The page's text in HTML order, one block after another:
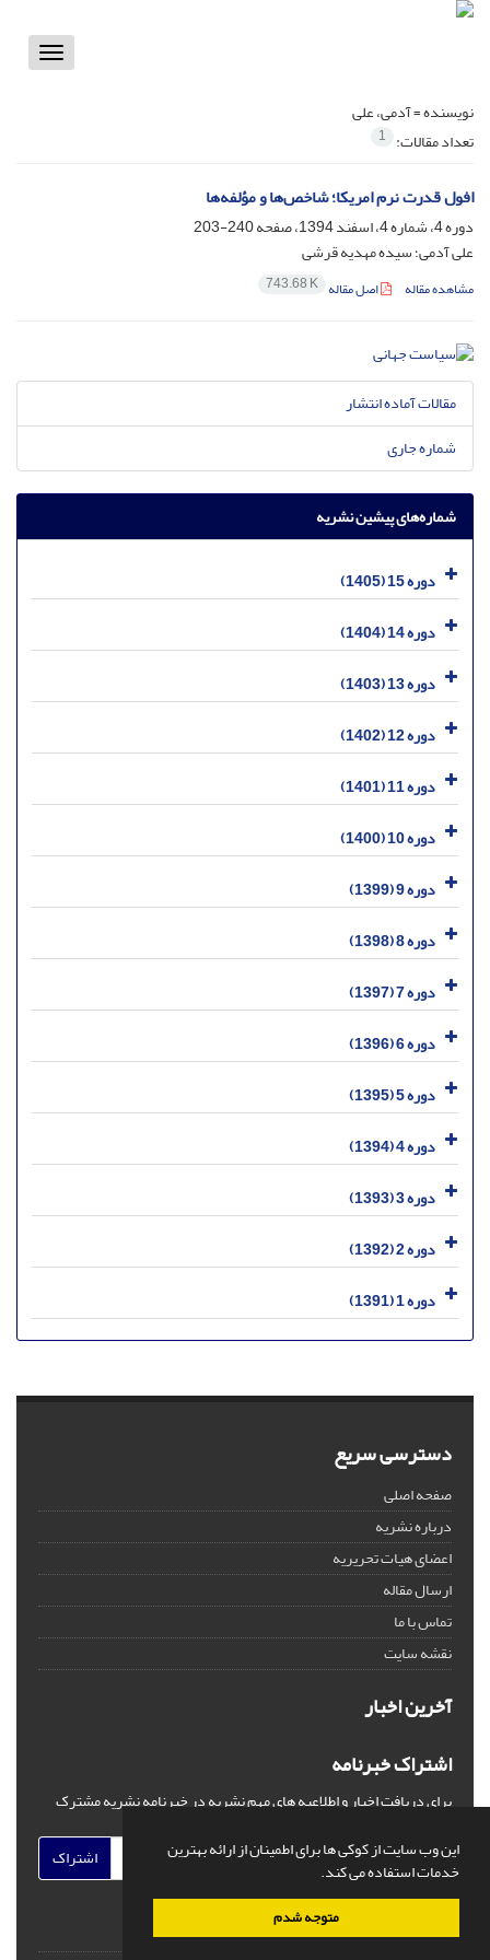
این وب سایت از کوکی ها برای اطمینان از ارائه بهترین
خدمات استفاده می کند.
متوجه شدم
Toggle
نویسنده =آدمی، علی
تعداد مقالات: 1
افول قدرت نرم امریکا؛ شاخص‌ها و مؤلفه‌ها
دوره 4، شماره 4، اسفند 1394، صفحه
240-203
علی آدمی؛ سیده مهدیه قرشی
مشاهده مقاله اصل مقاله 743.68 K
مقالات آماده انتشار
شماره جاری
شماره‌های پیشین نشریه
دوره 15 (1405)
دوره 14 (1404)
دوره 13 (1403)
دوره 12 (1402)
دوره 11 (1401)
دوره 10 (1400)
دوره 9 (1399)
دوره 8 (1398)
دوره 7 (1397)
دوره 6 (1396)
دوره 5 (1395)
دوره 4 (1394)
دوره 3 (1393)
دوره 2 (1392)
دوره 1 (1391)
دسترسی سریع
صفحه اصلی
درباره نشریه
اعضای هیات تحریریه
ارسال مقاله
تماس با ما
نقشه سایت
آخرین اخبار
اشتراک خبرنامه
برای دریافت اخبار و اطلاعیه های مهم نشریه در خبرنامه نشریه مشترک
اشتراک